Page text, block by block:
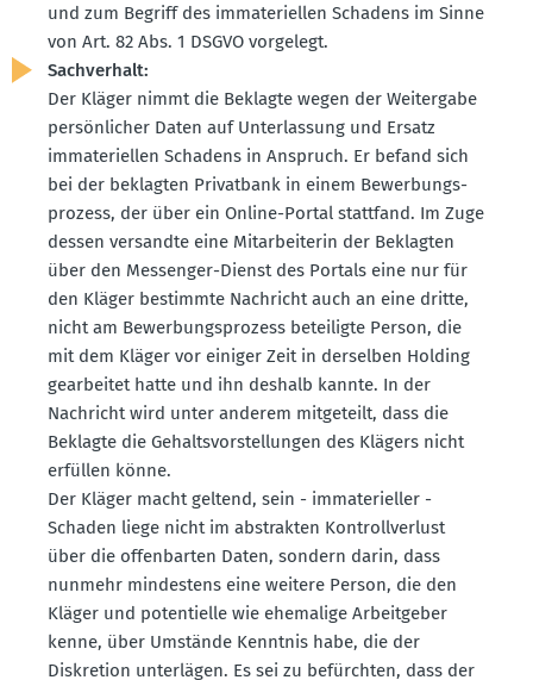
und zum Begriff des immate­ri­ellen Schadens im Sinne
von Art. 82 Abs. 1 DSGVO vorgelegt.
Sachverhalt:
Der Kläger nimmt die Beklagte wegen der Weitergabe
persön­licher Daten auf Unter­lassung und Ersatz
immate­ri­ellen Schadens in Anspruch. Er befand sich
bei der beklagten Privatbank in einem Bewer­bungs­
prozess, der über ein Online-Portal stattfand. Im Zuge
dessen versandte eine Mitar­bei­terin der Beklagten
über den Messenger-Dienst des Portals eine nur für
den Kläger bestimmte Nachricht auch an eine dritte,
nicht am Bewer­bungs­prozess betei­ligte Person, die
mit dem Kläger vor einiger Zeit in derselben Holding
gearbeitet hatte und ihn deshalb kannte. In der
Nachricht wird unter anderem mitge­teilt, dass die
Beklagte die Gehalts­vor­stel­lungen des Klägers nicht
erfüllen könne.
Der Kläger macht geltend, sein - immate­ri­eller -
Schaden liege nicht im abstrakten Kontroll­verlust
über die offen­barten Daten, sondern darin, dass
nunmehr mindestens eine weitere Person, die den
Kläger und poten­tielle wie ehemalige Arbeit­geber
kenne, über Umstände Kenntnis habe, die der
Diskretion unter­lägen. Es sei zu befürchten, dass der